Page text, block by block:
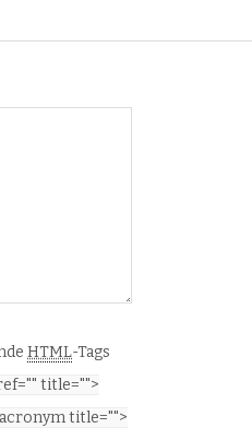
HTML-Tags
title="">
title="">